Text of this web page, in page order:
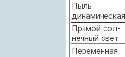
Пыль
динамическая
Прямой сол-
нечный свет
Переменная